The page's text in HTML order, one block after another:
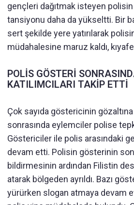
gençleri dağıtmak isteyen
tansiyonu daha da yükseltti. Bir
sert şekilde yere yatırılarak
müdahalesine maruz kaldı,
POLİS GÖSTERİ
KATILIMCILARI TAKİP ETTİ
Çok sayıda göstericinin gözaltına
sonrasında eylemciler polise
Göstericiler ile polis arasındaki
devam etti. Polisin gösterinin
bildirmesinin ardından Filistin
atarak bölgeden ayrıldı. Bazı
yürürken slogan atmaya devam